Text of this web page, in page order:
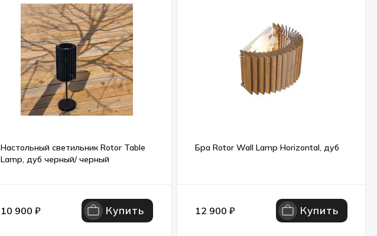
Настольный светильник Rotor Table
Lamp, дуб черный/ черный
10 900 ₽ Купить
Бра Rotor Wall Lamp Horizontal, дуб
12 900 ₽ Купить